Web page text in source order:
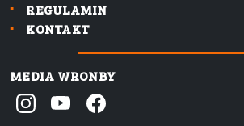
REGULAMIN
KONTAKT
MEDIA WRONBY